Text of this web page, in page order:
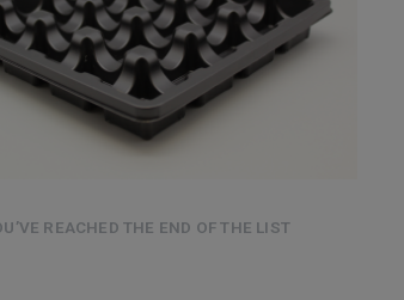
REACHED THE END OF THE LIST